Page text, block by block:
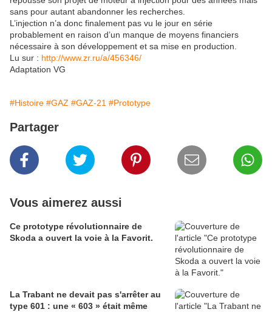
sans pour autant abandonner les recherches.
L’injection n’a donc finalement pas vu le jour en série
probablement en raison d’un manque de moyens financiers
nécessaire à son développement et sa mise en production.
Lu sur : http://www.zr.ru/a/456346/
Adaptation VG
#Histoire #GAZ #GAZ-21 #Prototype
Partager
Vous aimerez aussi
Ce prototype révolutionnaire de
Skoda a ouvert la voie à la Favorit.
La Trabant ne devait pas s'arrêter au
type 601 : une « 603 » était même